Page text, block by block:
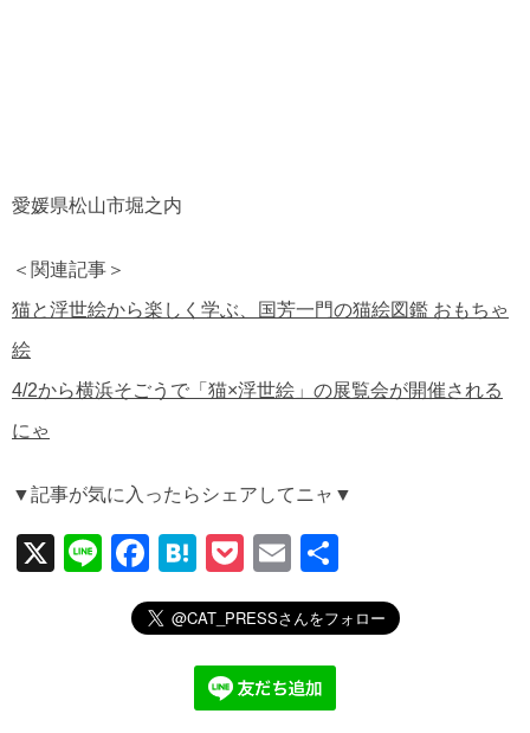
愛媛県松山市堀之内
＜関連記事＞
猫と浮世絵から楽しく学ぶ、国芳一門の猫絵図鑑 おもちゃ
絵
4/2から横浜そごうで「猫×浮世絵」の展覧会が開催される
にゃ
▼記事が気に入ったらシェアしてニャ▼
X
Li
F
a
c
H
at
e
n
a
P
o
ck
et
E
m
ail
有